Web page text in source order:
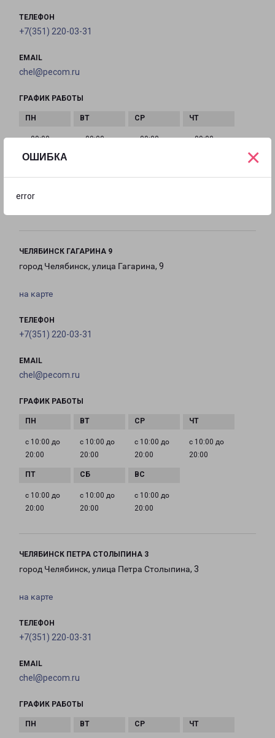
ОШИБКА
error
×
ТЕЛЕФОН
+7(351) 220-03-31
EMAIL
chel@pecom.ru
ГРАФИК РАБОТЫ
с 09:00 до
21:00
с 09:00 до
с 09:00 до
с 09:00 до
с 09:00 до
ЧЕЛЯБИНСК ГАГАРИНА 9
город Челябинск, улица Гагарина, 9
на карте
ТЕЛЕФОН
+7(351) 220-03-31
EMAIL
chel@pecom.ru
ГРАФИК РАБОТЫ
с 10:00 до
20:00
с 10:00 до
20:00
с 10:00 до
20:00
с 10:00 до
20:00
с 10:00 до
20:00
с 10:00 до
20:00
с 10:00 до
20:00
ЧЕЛЯБИНСК ПЕТРА СТОЛЫПИНА 3
город Челябинск, улица Петра Столыпина, 3
на карте
ТЕЛЕФОН
+7(351) 220-03-31
EMAIL
chel@pecom.ru
ГРАФИК РАБОТЫ